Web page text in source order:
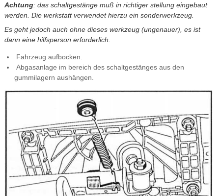
Achtung: das schaltgestänge muß in richtiger stellung eingebaut
werden. Die werkstatt verwendet hierzu ein sonderwerkzeug.
Es geht jedoch auch ohne dieses werkzeug (ungenauer), es ist
dann eine hilfsperson erforderlich.
Fahrzeug aufbocken.
Abgasanlage im bereich des schaltgestänges aus den
gummilagern aushängen.